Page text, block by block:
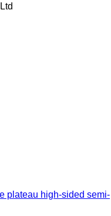
plateau high-sided semi-